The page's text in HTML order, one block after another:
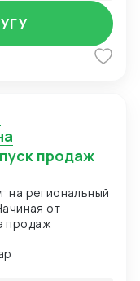
продаж
на региональный
от
продаж